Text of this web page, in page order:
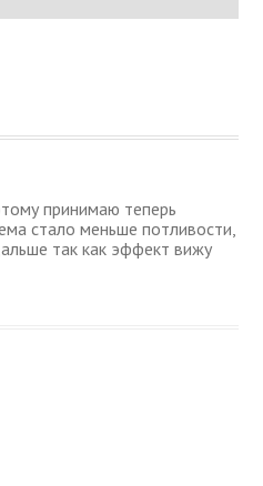
принимаю теперь
стало меньше потливости,
так как эффект вижу